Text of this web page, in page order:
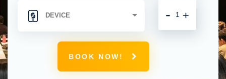
+
-
BOOK NOW!